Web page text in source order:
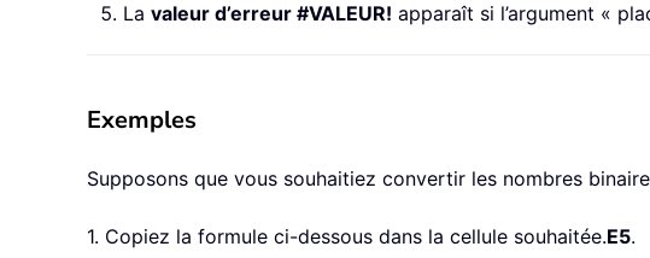
La valeur d’erreur #VALEUR! apparaît si l’argument «
Exemples
Supposons que vous souhaitiez convertir les nombres
1. Copiez la formule ci-dessous dans la cellule souhaitée.E5.